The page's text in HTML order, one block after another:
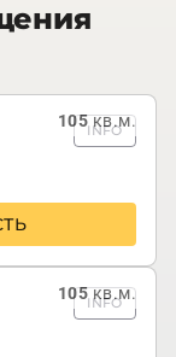
105кв.м.
INFO
105кв.м.
INFO